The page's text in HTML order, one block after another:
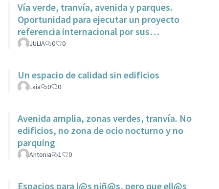
Vía verde, tranvía, avenida y parques.
Oportunidad para ejecutar un proyecto
referencia internacional por sus
características dentro del municipio.
JULIA 0 0
Un espacio de calidad sin edificios
Laia 0 0
Avenida amplia, zonas verdes, tranvía. No
edificios, no zona de ocio nocturno y no
parquing
Antonia 1 0
Espacios para l@s niñ@s, pero que ell@s